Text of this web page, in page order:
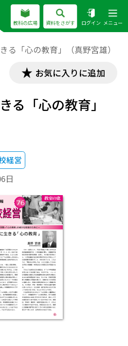
教科の広場 資料をさがす ログイン メニュー
る「心の教育」（真野宮雄）
お気に入りに追加
る「心の教育」
経営
日